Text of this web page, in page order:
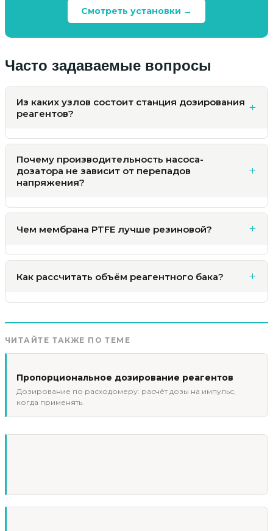
Смотреть установки →
Часто задаваемые вопросы
Из каких узлов состоит станция дозирования
реагентов?
Почему производительность насоса-
дозатора не зависит от перепадов
напряжения?
Чем мембрана PTFE лучше резиновой?
Как рассчитать объём реагентного бака?
ЧИТАЙТЕ ТАКЖЕ ПО ТЕМЕ
Пропорциональное дозирование реагентов
Дозирование по расходомеру: расчёт дозы на импульс,
когда применять.